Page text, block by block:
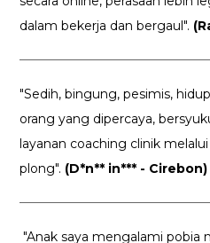
dalam bekerja dan bergaul".
"Sedih, bingung, pesimis,
orang yang dipercaya,
layanan coaching clinik
plong". (D*n** in*** - Cirebon)
"Anak saya mengalami pobia